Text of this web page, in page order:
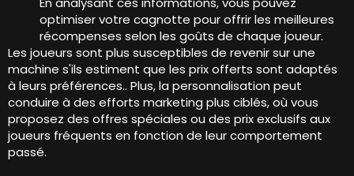
optimiser votre cagnotte pour offrir les meilleures
récompenses selon les goûts de chaque joueur.
Les joueurs sont plus susceptibles de revenir sur une
machine s'ils estiment que les prix offerts sont adaptés
à leurs préférences.. Plus, la personnalisation peut
conduire à des efforts marketing plus ciblés, où vous
proposez des offres spéciales ou des prix exclusifs aux
joueurs fréquents en fonction de leur comportement
passé.